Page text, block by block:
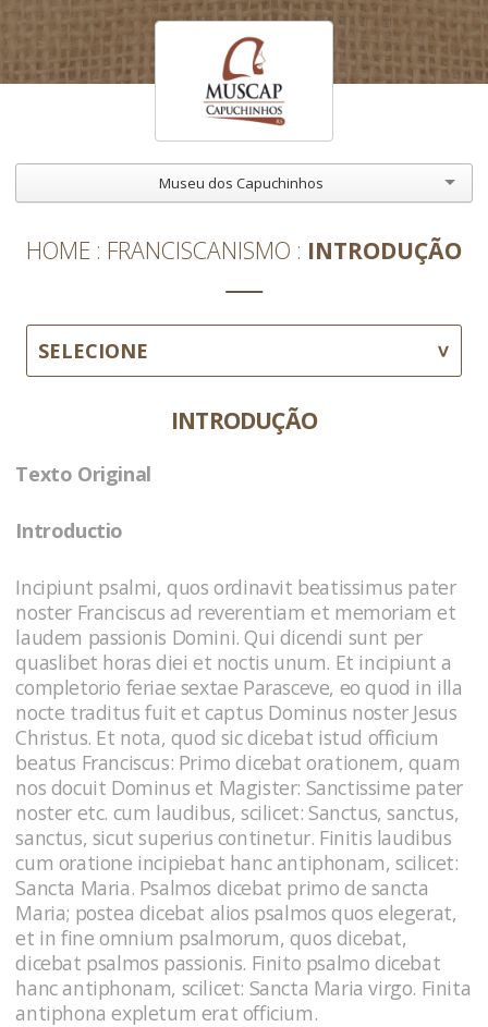
Museu dos Capuchinhos
HOME FRANCISCANISMO INTRODUÇÃO
SELECIONE
INTRODUÇÃO
Texto Original
Introductio
Incipiunt psalmi, quos ordinavit beatissimus pater
noster Franciscus ad reverentiam et memoriam et
laudem passionis Domini. Qui dicendi sunt per
quaslibet horas diei et noctis unum. Et incipiunt a
completorio feriae sextae Parasceve, eo quod in illa
nocte traditus fuit et captus Dominus noster Jesus
Christus. Et nota, quod sic dicebat istud officium
beatus Franciscus: Primo dicebat orationem, quam
nos docuit Dominus et Magister: Sanctissime pater
noster etc. cum laudibus, scilicet: Sanctus, sanctus,
sanctus, sicut superius continetur. Finitis laudibus
cum oratione incipiebat hanc antiphonam, scilicet:
Sancta Maria. Psalmos dicebat primo de sancta
Maria; postea dicebat alios psalmos quos elegerat,
et in fine omnium psalmorum, quos dicebat,
dicebat psalmos passionis. Finito psalmo dicebat
hanc antiphonam, scilicet: Sancta Maria virgo. Finita
antiphona expletum erat officium.